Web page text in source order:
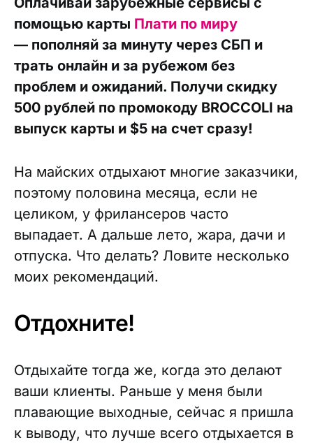
помощью карты Плати по миру
— пополняй за минуту через СБП и
трать онлайн и за рубежом без
проблем и ожиданий. Получи скидку
500 рублей по промокоду BROCCOLI на
выпуск карты и $5 на счет сразу!
На майских отдыхают многие заказчики,
поэтому половина месяца, если не
целиком, у фрилансеров часто
выпадает. А дальше лето, жара, дачи и
отпуска. Что делать? Ловите несколько
моих рекомендаций.
Отдохните!
Отдыхайте тогда же, когда это делают
ваши клиенты. Раньше у меня были
плавающие выходные, сейчас я пришла
к выводу, что лучше всего отдыхается в